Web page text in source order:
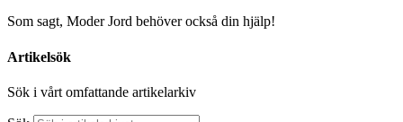
Som sagt, Moder Jord behöver också din hjälp!
Artikelsök
Sök i vårt omfattande artikelarkiv